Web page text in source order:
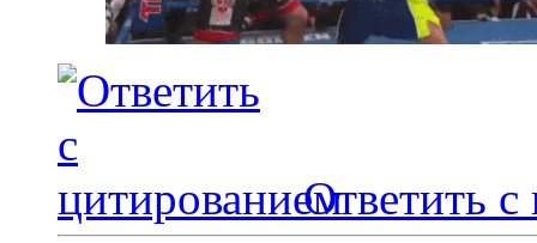
Ответить с